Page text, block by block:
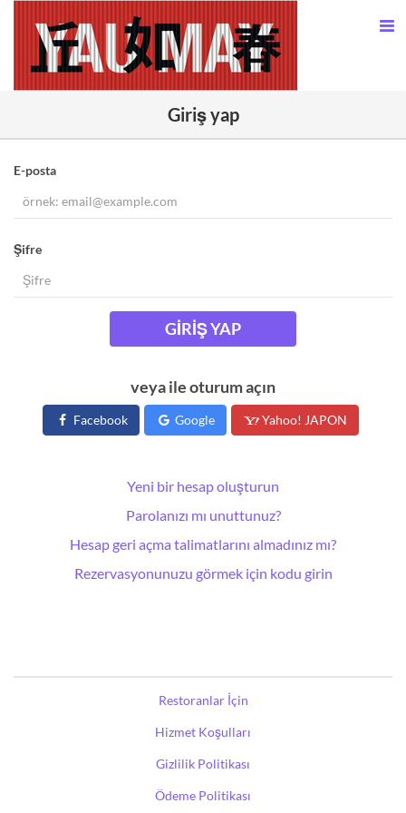
Giriş yap
E-posta
Şifre
GIRIŞ YAP
veya ile oturum açın
Facebook Google Yahoo! JAPON
Yeni bir hesap oluşturun
Parolanızı mı unuttunuz?
Hesap geri açma talimatlarını almadınız mı?
Rezervasyonunuzu görmek için kodu girin
Restoranlar İçin
Hizmet Koşulları
Gizlilik Politikası
Ödeme Politikası